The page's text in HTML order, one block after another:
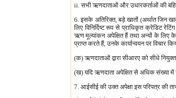
ii. सभी ऋणदाताओं और उधारकर्ताओं की बहियों
6. इसके अतिरिक्त, बड़े खातों (अर्थात जिन
लिए विनिर्दिष्ट रूप से प्राधिकृत क्रेडिट
ऋण मूल्यांकन अपेक्षित हैं तथा अन्यों के लिए
प्राप्त करते हैं, उनके कार्यान्वयन पर विचार
(क) ऋणदाताओं द्वारा सीआरए को सीधे नियुक्त
(ख) यदि ऋणदाता अपेक्षित से अधिक संख्या में
7. आईसीई की उक्त अपेक्षा इस परिपत्र की